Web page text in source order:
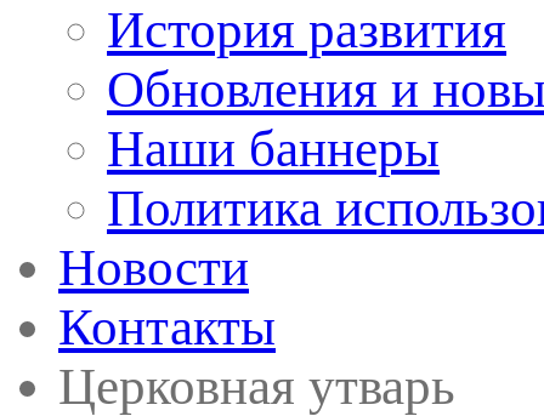
История развития
Обновления и
Наши баннеры
Политика
Новости
Контакты
Церковная утварь